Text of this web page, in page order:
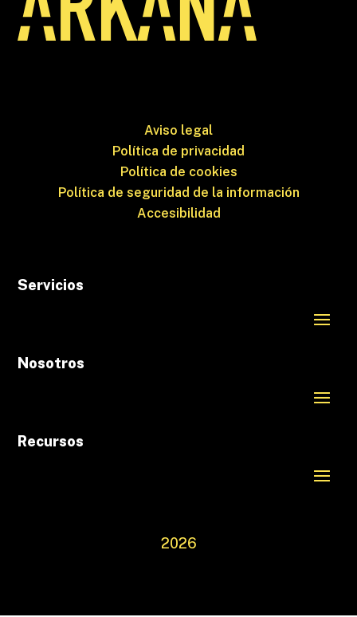
Aviso legal
Política de privacidad
Política de cookies
Política de seguridad de la información
Accesibilidad
Servicios
Nosotros
Recursos
2026